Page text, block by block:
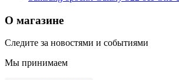
О магазине
Следите за новостями и событиями
Мы принимаем